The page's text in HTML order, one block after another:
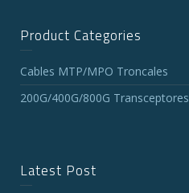
Product Categories
Cables MTP/MPO Troncales
200G/400G/800G Transceptores
Latest Post